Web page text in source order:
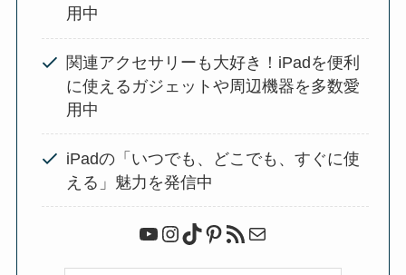
用中
関連アクセサリーも大好き！iPadを便利
に使えるガジェットや周辺機器を多数愛
用中
iPadの「いつでも、どこでも、すぐに使
える」魅力を発信中
YouTube Instagram TikTok Pinterest RSS フィードメール